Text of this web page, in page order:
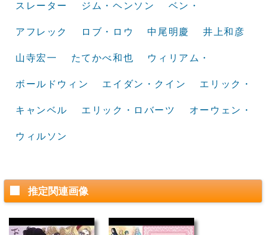
スレーター ジム・ヘンソン ベン・
アフレック ロブ・ロウ 中尾明慶 井上和彦
山寺宏一 たてかべ和也 ウィリアム・
ボールドウィン エイダン・クイン エリック・
キャンベル エリック・ロバーツ オーウェン・
ウィルソン
推定関連画像